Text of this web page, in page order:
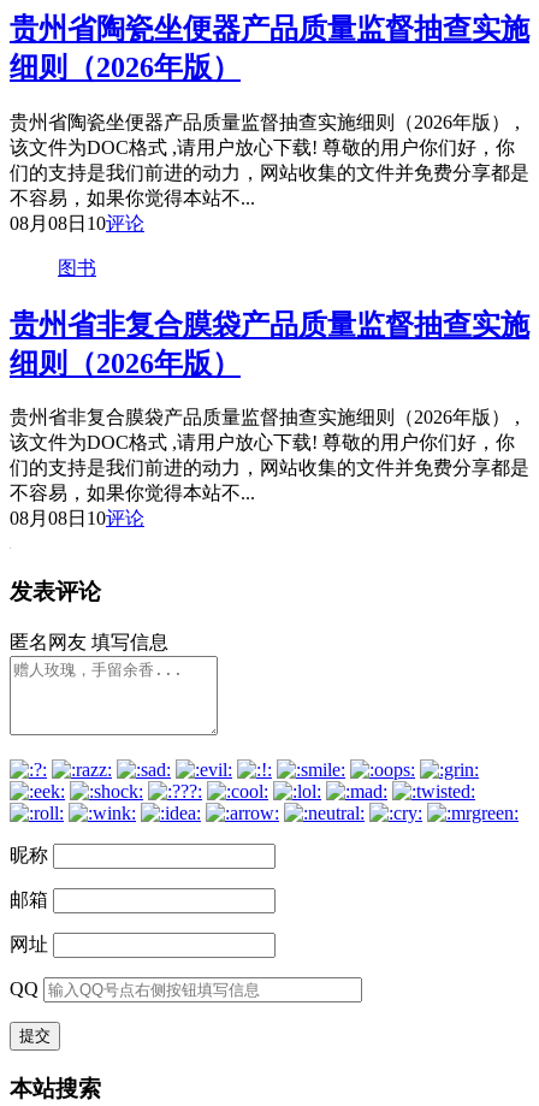
贵州省陶瓷坐便器产品质量监督抽查实施
细则（2026年版）
贵州省陶瓷坐便器产品质量监督抽查实施细则（2026年版） ,
该文件为DOC格式 ,请用户放心下载! 尊敬的用户你们好，你
们的支持是我们前进的动力，网站收集的文件并免费分享都是
不容易，如果你觉得本站不...
08月08日 10评论
图书
贵州省非复合膜袋产品质量监督抽查实施
细则（2026年版）
贵州省非复合膜袋产品质量监督抽查实施细则（2026年版） ,
该文件为DOC格式 ,请用户放心下载! 尊敬的用户你们好，你
们的支持是我们前进的动力，网站收集的文件并免费分享都是
不容易，如果你觉得本站不...
08月08日 10评论
发表评论
匿名网友 填写信息
昵称
邮箱
网址
QQ
本站搜索